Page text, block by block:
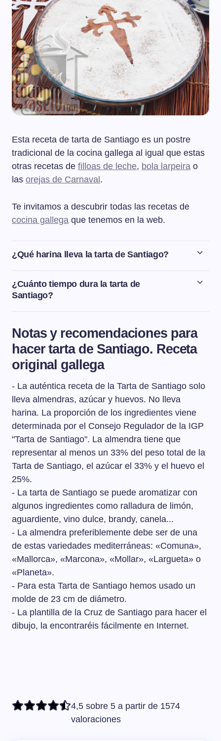
Esta receta de tarta de Santiago es un postre
tradicional de la cocina gallega al igual que estas
otras recetas de filloas de leche, bola larpeira o
las orejas de Carnaval .
Te invitamos a descubrir todas las recetas de
cocina gallega que tenemos en la web.
¿Qué harina lleva la tarta de Santiago?
La Tarta de Santiago se elabora únicamente con
almendra molida, no lleva harina. La proporción de los
ingredientes viene determinada por el Consejo
la Tarta de Santiago, el azúcar el 33% y el huevo el
¿Cuánto tiempo dura la tarta de
Santiago?
La tarta de Santiago aguanta varios días,
la nevera.
Notas y recomendaciones para
hacer tarta de Santiago. Receta
original gallega
- La auténtica receta de la Tarta de Santiago solo
lleva almendras, azúcar y huevos. No lleva
harina. La proporción de los ingredientes viene
determinada por el Consejo Regulador de la IGP
"Tarta de Santiago". La almendra tiene que
representar al menos un 33% del peso total de la
Tarta de Santiago, el azúcar el 33% y el huevo el
25%.
- La tarta de Santiago se puede aromatizar con
algunos ingredientes como ralladura de limón,
aguardiente, vino dulce, brandy, canela...
- La almendra preferiblemente debe ser de una
de estas variedades mediterráneas: «Comuna»,
«Mallorca», «Marcona», «Mollar», «Largueta» o
«Planeta».
- Para esta Tarta de Santiago hemos usado un
molde de 23 cm de diámetro.
- La plantilla de la Cruz de Santiago para hacer el
dibujo, la encontraréis fácilmente en Internet.
4,5 sobre 5 a partir de 1574
valoraciones